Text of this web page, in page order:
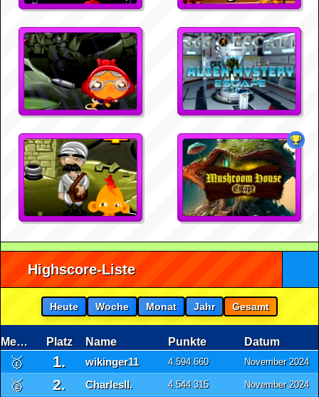
Highscore-Liste
Heute Woche Monat Jahr Gesamt
Medaille Platz Name Punkte Datum
🥇 1. wikinger11 4.594.660 November 2024
🥈 2. CharlesII. 4.544.315 November 2024